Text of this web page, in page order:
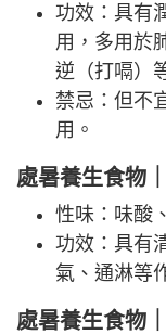
功效：具有
用，多用於
逆（打嗝）
禁忌：但不
用。
處暑養生食物
性味：味酸
功效：具有
氣、通淋等
處暑養生食物